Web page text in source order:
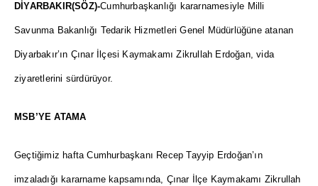
DİYARBAKIR(SÖZ)-Cumhurbaşkanlığı kararnamesiyle Milli
Savunma Bakanlığı Tedarik Hizmetleri Genel Müdürlüğüne atanan
Diyarbakır’ın Çınar İlçesi Kaymakamı Zikrullah Erdoğan, vida
ziyaretlerini sürdürüyor.
MSB’YE ATAMA
Geçtiğimiz hafta Cumhurbaşkanı Recep Tayyip Erdoğan’ın
imzaladığı kararname kapsamında, Çınar İlçe Kaymakamı Zikrullah